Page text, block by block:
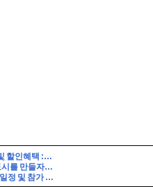
2026 디지털관광주민증 발급방법 및 할인혜택 :: 영동 가성비 여행 (영동 와인터널 및 레인보우 힐링센터 입장료 할인 등)
러시아 연해주에 100만 명의 피서도시를 만들자는 제안
2026 서울 억새풀 마라톤대회 접수 일정 및 참가 정보